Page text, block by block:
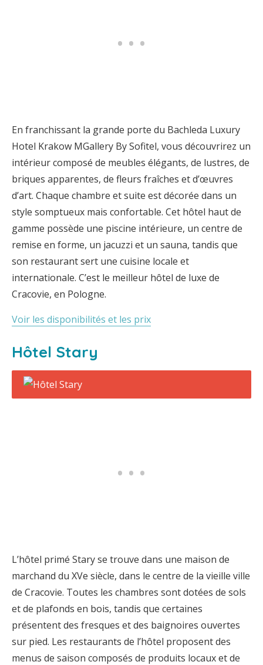
En franchissant la grande porte du Bachleda Luxury
Hotel Krakow MGallery By Sofitel, vous découvrirez un
intérieur composé de meubles élégants, de lustres, de
briques apparentes, de fleurs fraîches et d’œuvres
d’art. Chaque chambre et suite est décorée dans un
style somptueux mais confortable. Cet hôtel haut de
gamme possède une piscine intérieure, un centre de
remise en forme, un jacuzzi et un sauna, tandis que
son restaurant sert une cuisine locale et
internationale. C’est le meilleur hôtel de luxe de
Cracovie, en Pologne.
Voir les disponibilités et les prix
Hôtel Stary
L’hôtel primé Stary se trouve dans une maison de
marchand du XVe siècle, dans le centre de la vieille ville
de Cracovie. Toutes les chambres sont dotées de sols
et de plafonds en bois, tandis que certaines
présentent des fresques et des baignoires ouvertes
sur pied. Les restaurants de l’hôtel proposent des
menus de saison composés de produits locaux et de